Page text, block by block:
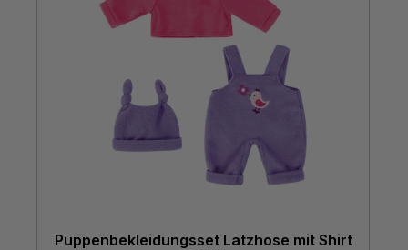
Puppenbekleidungsset Latzhose mit Shirt